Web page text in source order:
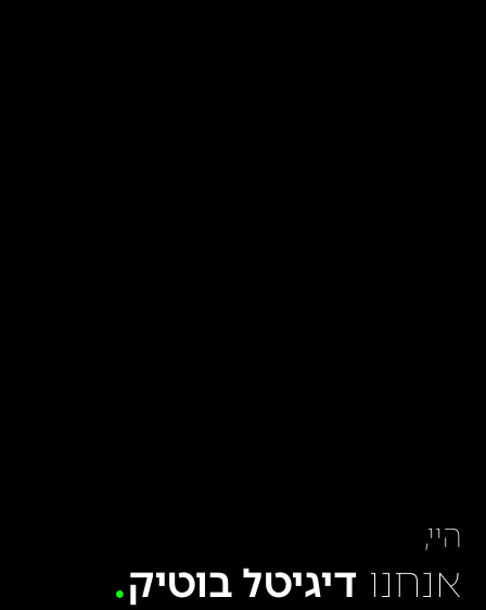
היי,
אנחנו דיגיטל בוטיק